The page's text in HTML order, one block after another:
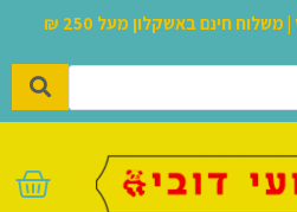
חינם באשקלון מעל 250 ₪